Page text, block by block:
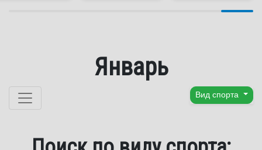
Январь
Перейти к содержанию Вид спорта